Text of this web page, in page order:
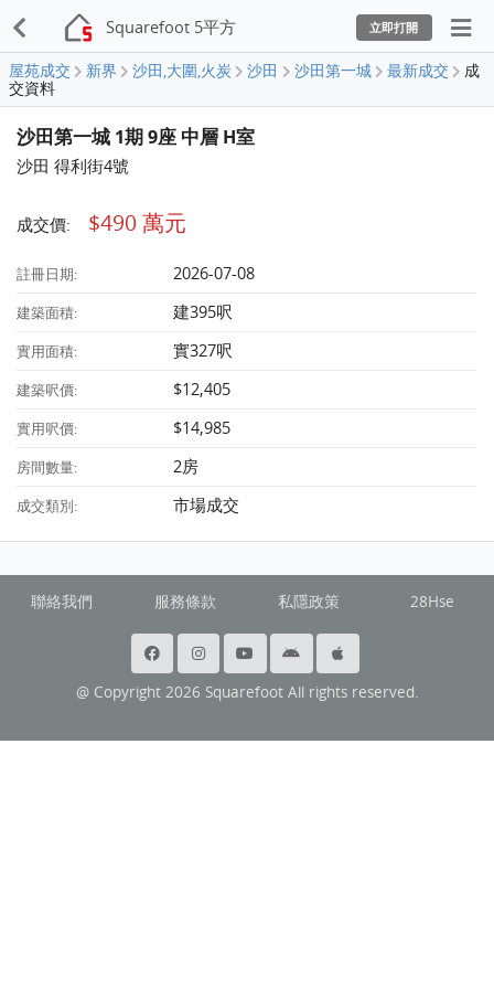
Squarefoot 5平方 立即打開
屋苑成交 新界 沙田,大圍,火炭 沙田 沙田第一城 最新成交
成
交資料
沙田第一城 1期 9座 中層 H室
沙田 得利街4號
成交價: $490 萬元
註冊日期: 2026-07-08
建築面積: 建395呎
實用面積: 實327呎
建築呎價: $12,405
實用呎價: $14,985
房間數量: 2房
成交類別: 市場成交
聯絡我們 服務條款 私隱政策 28Hse
@ Copyright 2026 Squarefoot All rights reserved.